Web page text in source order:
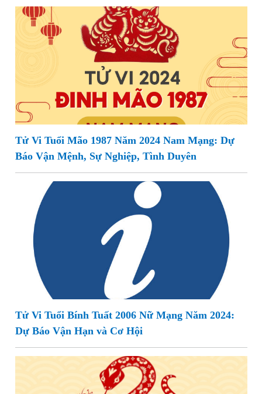
Tử Vi Tuổi Mão 1987 Năm 2024 Nam Mạng: Dự
Báo Vận Mệnh, Sự Nghiệp, Tình Duyên
Tử Vi Tuổi Bính Tuất 2006 Nữ Mạng Năm 2024:
Dự Báo Vận Hạn và Cơ Hội